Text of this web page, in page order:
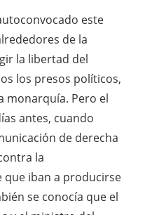
este
de la
la libertad del
los presos políticos,
monarquía. Pero el
antes, cuando
de derecha
la
que iban a producirse
se conocía que el